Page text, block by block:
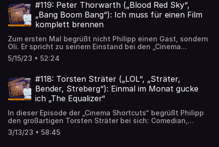
den „Cinema Shortcuts“ erzählt er im Gespräch mit Volker
Bleeck, warum es so lange gedauert hat, bis sein Roman
„Der Greif“ verfilmt wurde, was er von der Amazon-Serie
hält und warum er für seine Autorenkarriere einen Job als
Nachtwächer annahm. Die sechsteilige Fantasy-Serie „Der
Greif“ ist seit dem 26. Mai bei Amazon Prime zu sehen.
#119: Peter Thorwarth („Blood Red Sky“,
„Bang Boom Bang“): Ich muss für einen Film
komplett brennen
Zum ersten Mal begrüßt nicht Philipp einen Gast, sondern
Oli. Er spricht zu seinem Einstand bei den „Cinema
Shortcuts“ mit dem deutschen Regisseur Peter Thorwarth
(„Blood Red Sky“). Mit Milieustudien über seine Heimat im
Bang“ wurde zum Kultfilm. Im Podcast spricht er über den
Erfolg seines ersten Netflix-Films „Blood Red Sky“ und
seinen neuen Film „Blood & Gold“, der am 26. Mai
ebenfalls auf Netflix startet. Dabei verrät er, wie er von
Quentin Tarantino inspiriert wurde und warum er ihm in
einer Besetzungsfrage beinahe zuvor gekommen wäre.
5/15/23 • 52:24
#118: Torsten Sträter („LOL“, „Sträter,
Bender, Streberg“): Einmal im Monat gucke
ich „The Equalizer“
In dieser Episode der „Cinema Shortcuts“ begrüßt Philipp
den großartigen Torsten Sträter bei sich: Comedian,
Podcaster, Filmjunkie und Sprachjongleur aus dem
Ruhrgebiet. Mit Torsten spricht Philipp u.a. über
3/13/23 • 58:45